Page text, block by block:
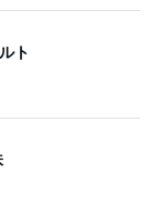
ト